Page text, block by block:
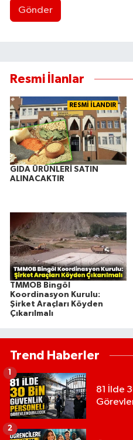
Gönder
Resmi İlanlar
RESMİ İLANDIR
GIDA ÜRÜNLERİ SATIN
ALINACAKTIR
TMMOB Bingöl
Koordinasyon Kurulu:
Şirket Araçları Köyden
Çıkarılmalı
Trend Haberler
81 İlde
2